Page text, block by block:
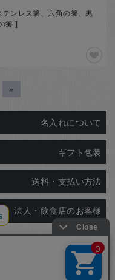
ンレス箸、六角の箸、黒
箸 ]
»
名入れについて
ギフト包装
送料・支払い方法
法人・飲食店のお客様